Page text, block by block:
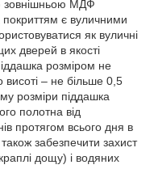
зовнiшньою МДФ
є вуличними
як вуличні
дверей в якостi
розмiром не
– не бiльше 0,5
розмiри пiддашка
полотна вiд
протягом всього дня в
забезпечити захист
дощу) i водяних